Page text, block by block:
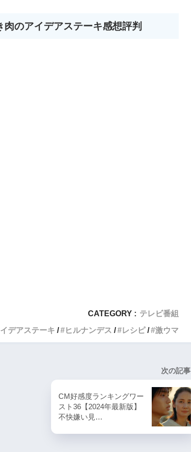
のアイデアステーキ感想評判
CATEGORY : テレビ番組
デアステーキ ヒルナンデス レシピ 激ウマ
次の記事
CM好感度ランキングワー
スト36【2024年最新版】
不快嫌い見…